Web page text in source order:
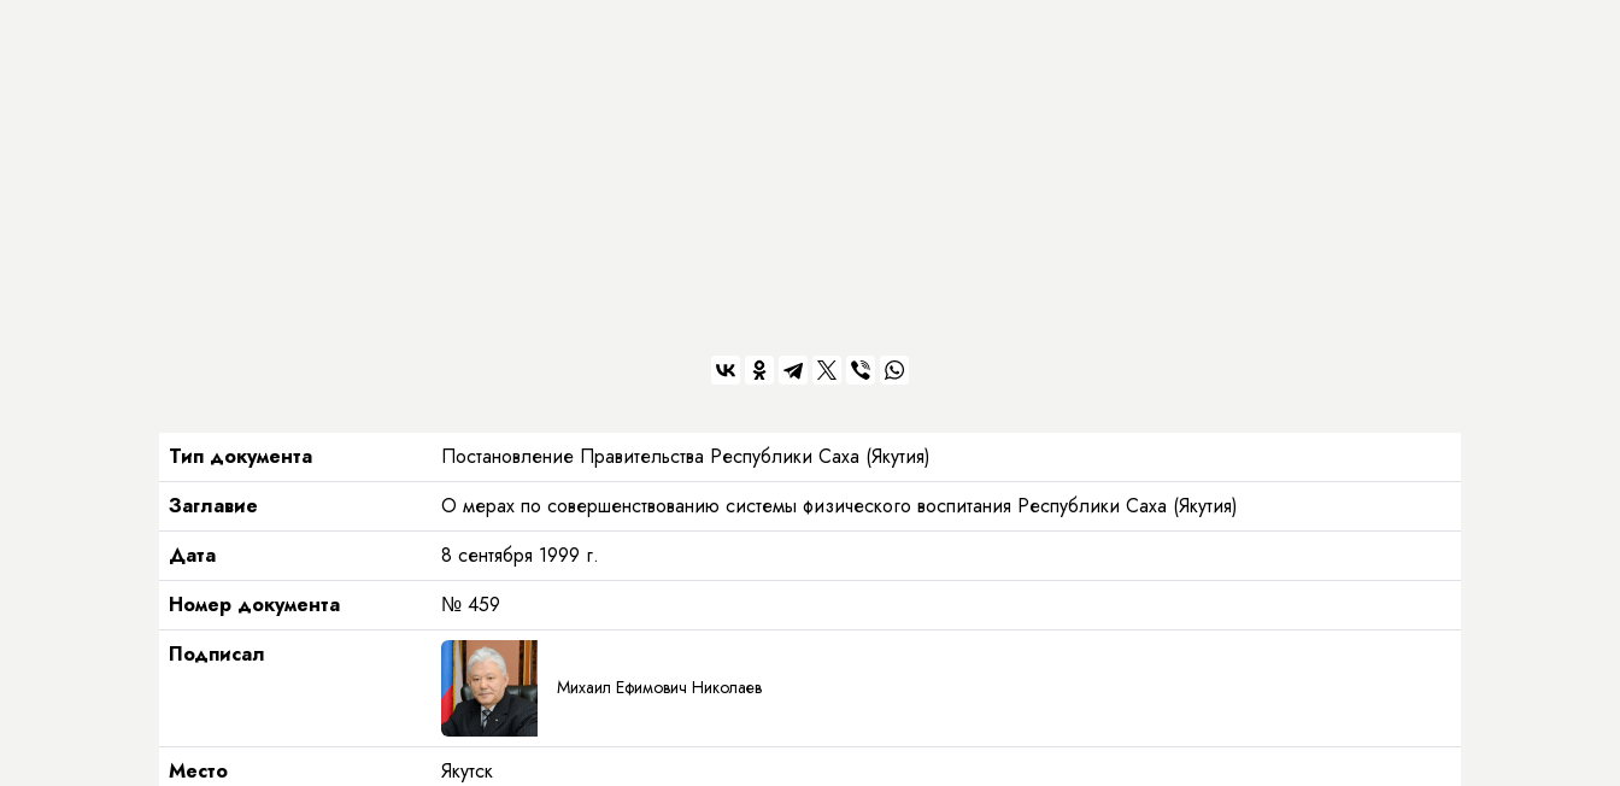
Тип документа
Постановление Правительства Республики Саха (Якутия)
Заглавие
О мерах по совершенствованию системы физического воспитания Республики Саха (Якутия)
Дата
8 сентября 1999 г.
Номер документа
№ 459
Подписал
Михаил Ефимович Николаев
Место
Якутск